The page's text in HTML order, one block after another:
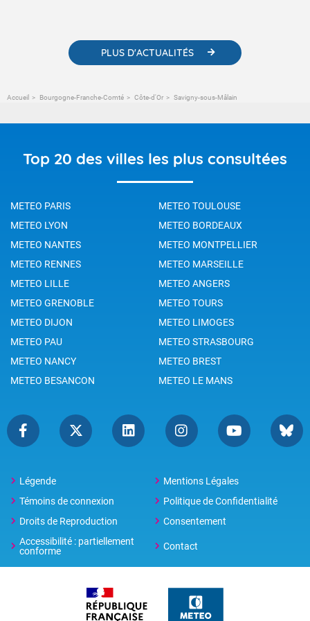
PLUS D'ACTUALITÉS
Accueil Bourgogne-Franche-Comté Côte-d'Or Savigny-sous-Mâlain
Top 20 des villes les plus consultées
METEO PARIS
METEO TOULOUSE
METEO LYON
METEO BORDEAUX
METEO NANTES
METEO MONTPELLIER
METEO RENNES
METEO MARSEILLE
METEO LILLE
METEO ANGERS
METEO GRENOBLE
METEO TOURS
METEO DIJON
METEO LIMOGES
METEO PAU
METEO STRASBOURG
METEO NANCY
METEO BREST
METEO BESANCON
METEO LE MANS
Légende
Mentions Légales
Témoins de connexion
Politique de Confidentialité
Droits de Reproduction
Consentement
Accessibilité : partiellement
conforme
Contact